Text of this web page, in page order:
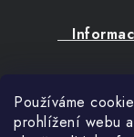
Používáme
prohlížení webu
SERVIS
Facebook